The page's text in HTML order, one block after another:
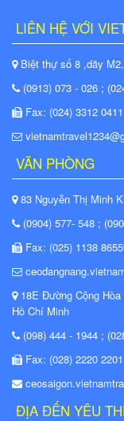
LIÊN HỆ VỚI
Biệt thự số 8 ,dãy
(0913) 073 - 026 ;
Fax: (024) 3312 0411
VĂN PHÒNG
83 Nguyễn Thị Minh
(0904) 577- 548 ;
Fax: (025) 1138
18E Đường Cộng Hòa
Hồ Chí Minh
(098) 444 - 1944 ;
Fax: (028) 2220
ĐỊA ĐẾN YÊU